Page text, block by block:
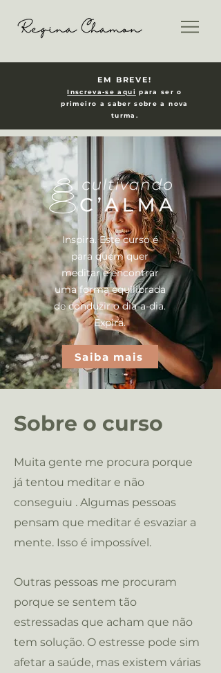
EM BREVE!
Inscreva-se aqui para ser o
primeiro a saber sobre a nova
turma.
Inspira. Este curso é
para quem quer
meditar e encontrar
uma forma equilibrada
de conduzir o dia-a-dia.
Expira.
Saiba mais
Sobre o curso
Muita gente me procura porque
já tentou meditar e não
conseguiu . Algumas pessoas
pensam que meditar é esvaziar a
mente. Isso é impossível.
Outras pessoas me procuram
porque se sentem tão
estressadas que acham que não
tem solução. O estresse pode sim
afetar a saúde, mas existem várias